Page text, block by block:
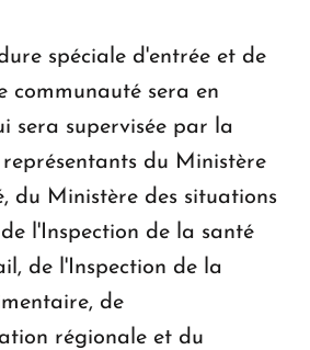
spéciale d'entrée et de
communauté sera en
sera supervisée par la
représentants du Ministère
du Ministère des situations
l'Inspection de la santé
de l'Inspection de la
de
régionale et du